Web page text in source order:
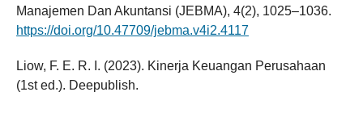
Manajemen Dan Akuntansi (JEBMA), 4(2), 1025–1036.
https://doi.org/10.47709/jebma.v4i2.4117
Liow, F. E. R. I. (2023). Kinerja Keuangan Perusahaan
(1st ed.). Deepublish.